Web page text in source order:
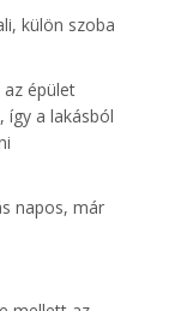
külön szoba
épület
így a lakásból
napos, már